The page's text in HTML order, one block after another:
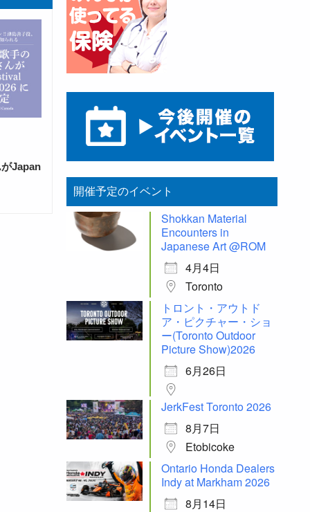
Japan
開催予定のイベント
Shokkan Material
Encounters in
Japanese Art @ROM
4月4日
Toronto
トロント・アウトド
ア・ピクチャー・ショ
ー(Toronto Outdoor
Picture Show)2026
6月26日
JerkFest Toronto 2026
8月7日
Etobicoke
Ontario Honda Dealers
Indy at Markham 2026
8月14日